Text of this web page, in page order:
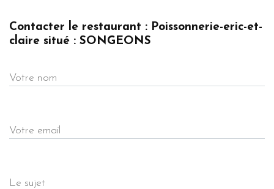
Contacter le restaurant : Poissonnerie-eric-et-
claire situé : SONGEONS
Votre nom
Votre email
Le sujet